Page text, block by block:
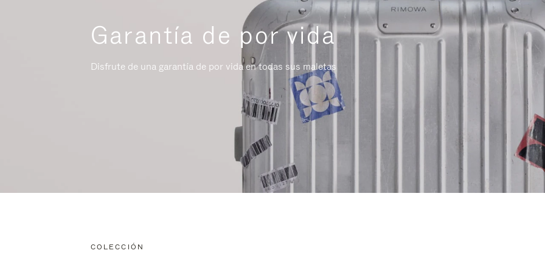
Garantía de por vida
Disfrute de una garantía de por vida en todas sus maletas
COLECCIÓN